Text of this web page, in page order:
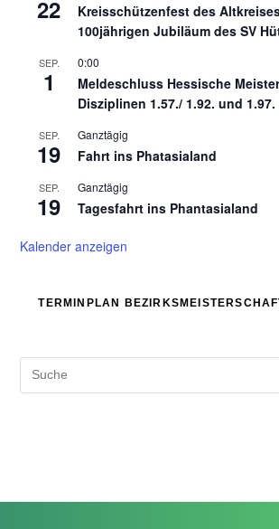
22
Kreisschützenfest des
100jährigen Jubiläum des SV
SEP.
1
0:00
Meldeschluss Hessische
Disziplinen 1.57./ 1.92. und 1.97.
SEP.
19
Ganztägig
Fahrt ins Phatasialand
SEP.
19
Ganztägig
Tagesfahrt ins Phantasialand
Kalender anzeigen
TERMINPLAN